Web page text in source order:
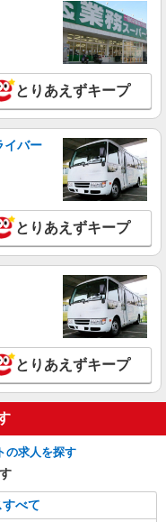
とりあえずキープ
イバー
とりあえずキープ
とりあえずキープ
の求人を探す
べて